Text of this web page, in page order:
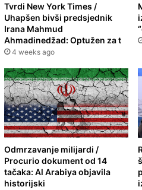
Tvrdi New York Times /
Uhapšen bivši predsjednik
Irana Mahmud
Ahmadinedžad: Optužen za t
4 weeks ago
Odmrzavanje milijardi /
Procurio dokument od 14
tačaka: Al Arabiya objavila
historijski